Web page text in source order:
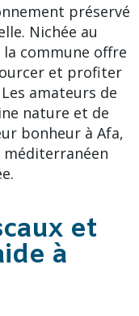
préservé
Nichée au
commune offre
et profiter
amateurs de
nature et de
bonheur à Afa,
et
à